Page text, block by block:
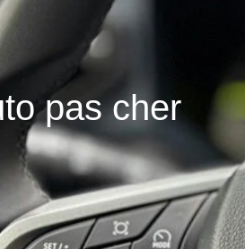
pas cher